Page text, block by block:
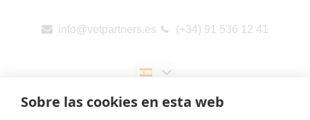
Sobre las cookies en esta web
info@vetpartners.es (+34) 91 536 12 41